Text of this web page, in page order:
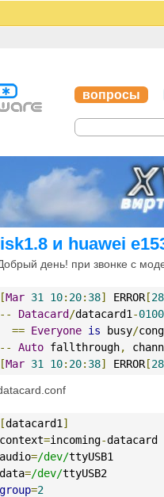
вопросы
и huawei
день! при звонке с
[Mar 31 10: 20: 38] ERROR[
--
Datacard/datacard1 -
== Everyone is busy/
--
Auto fallthrough,
[Mar 31 10: 20: 38] ERROR[
[datacard1 ]
context=incoming-datacard
audio=/dev/ttyUSB1
data=/dev/
group=2